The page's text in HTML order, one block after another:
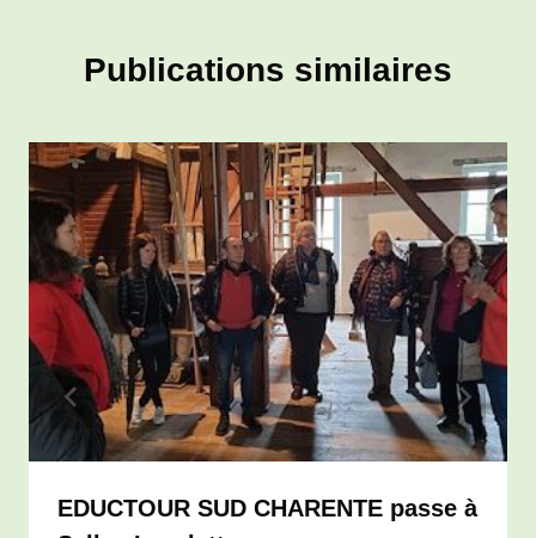
Publications similaires
EDUCTOUR SUD CHARENTE passe à